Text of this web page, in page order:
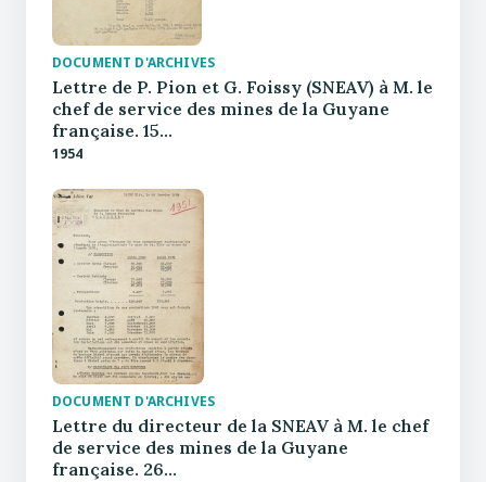
DOCUMENT D'ARCHIVES
Lettre de P. Pion et G. Foissy (SNEAV) à M. le
chef de service des mines de la Guyane
française. 15…
1954
DOCUMENT D'ARCHIVES
Lettre du directeur de la SNEAV à M. le chef
de service des mines de la Guyane
française. 26…